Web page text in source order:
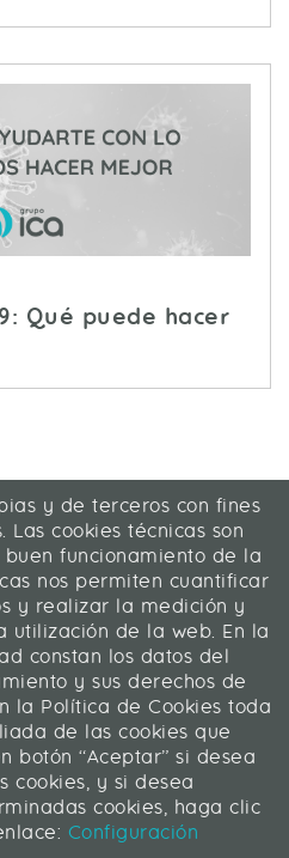
Qué puede hacer
Avanzadas SL
28039 Madrid
04 87
web Legal
en Liferay 7.4
Avanzadas SL
y de terceros con fines
Las cookies técnicas son
funcionamiento de la
nos permiten cuantificar
y realizar la medición y
utilización de la web. En la
constan los datos del
y sus derechos de
la Política de Cookies toda
de las cookies que
botón “Aceptar” si desea
cookies, y si desea
cookies, haga clic
Configuración